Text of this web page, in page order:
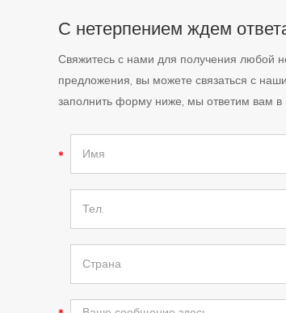
С нетерпением ждем
Свяжитесь с нами для получения любой
предложения, вы можете связаться с
заполнить форму ниже, мы ответим вам в